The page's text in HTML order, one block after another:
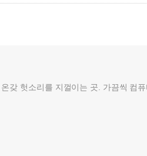
갖 헛소리를 지껄이는 곳. 가끔씩 컴